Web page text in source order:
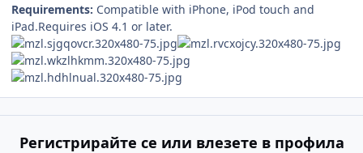
Requirements: Compatible with iPhone, iPod touch and
iPad.Requires iOS 4.1 or later.
Регистрирайте се или влезете в профила